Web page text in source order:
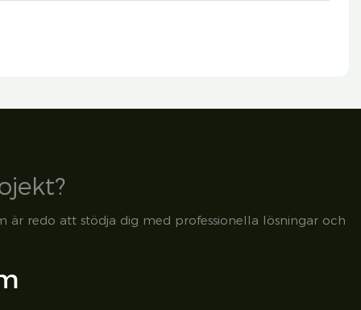
är redo att stödja dig med professionella lösningar och